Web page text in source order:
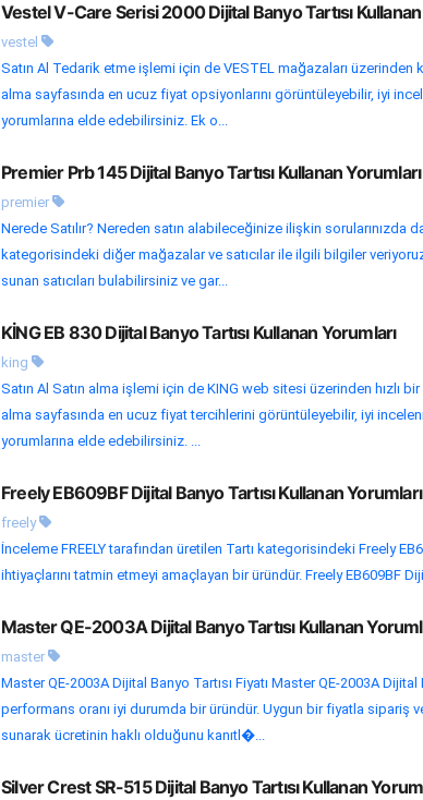
Vestel V-Care Serisi 2000 Dijital Banyo Tartısı
vestel
Satın Al Tedarik etme işlemi için de VESTEL mağazaları
alma sayfasında en ucuz fiyat opsiyonlarını görüntüleyebilir, iyi
yorumlarına elde edebilirsiniz. Ek o...
Premier Prb 145 Dijital Banyo Tartısı Kullanan Yorumları
premier
Nerede Satılır? Nereden satın alabileceğinize ilişkin sorularınızda
kategorisindeki diğer mağazalar ve satıcılar ile ilgili bilgiler
sunan satıcıları bulabilirsiniz ve gar...
KİNG EB 830 Dijital Banyo Tartısı Kullanan Yorumları
king
Satın Al Satın alma işlemi için de KING web sitesi üzerinden hızlı
alma sayfasında en ucuz fiyat tercihlerini görüntüleyebilir, iyi
yorumlarına elde edebilirsiniz. ...
Freely EB609BF Dijital Banyo Tartısı Kullanan Yorumları
freely
İnceleme FREELY tarafından üretilen Tartı kategorisindeki Freely
ihtiyaçlarını tatmin etmeyi amaçlayan bir üründür. Freely EB609BF
Master QE-2003A Dijital Banyo Tartısı Kullanan
master
Master QE-2003A Dijital Banyo Tartısı Fiyatı Master QE-2003A
performans oranı iyi durumda bir üründür. Uygun bir fiyatla sipariş
sunarak ücretinin haklı olduğunu kanıtl�...
Silver Crest SR-515 Dijital Banyo Tartısı Kullanan